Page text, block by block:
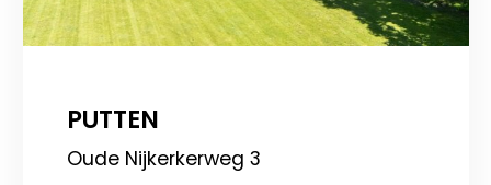
PUTTEN
Oude Nijkerkerweg 3